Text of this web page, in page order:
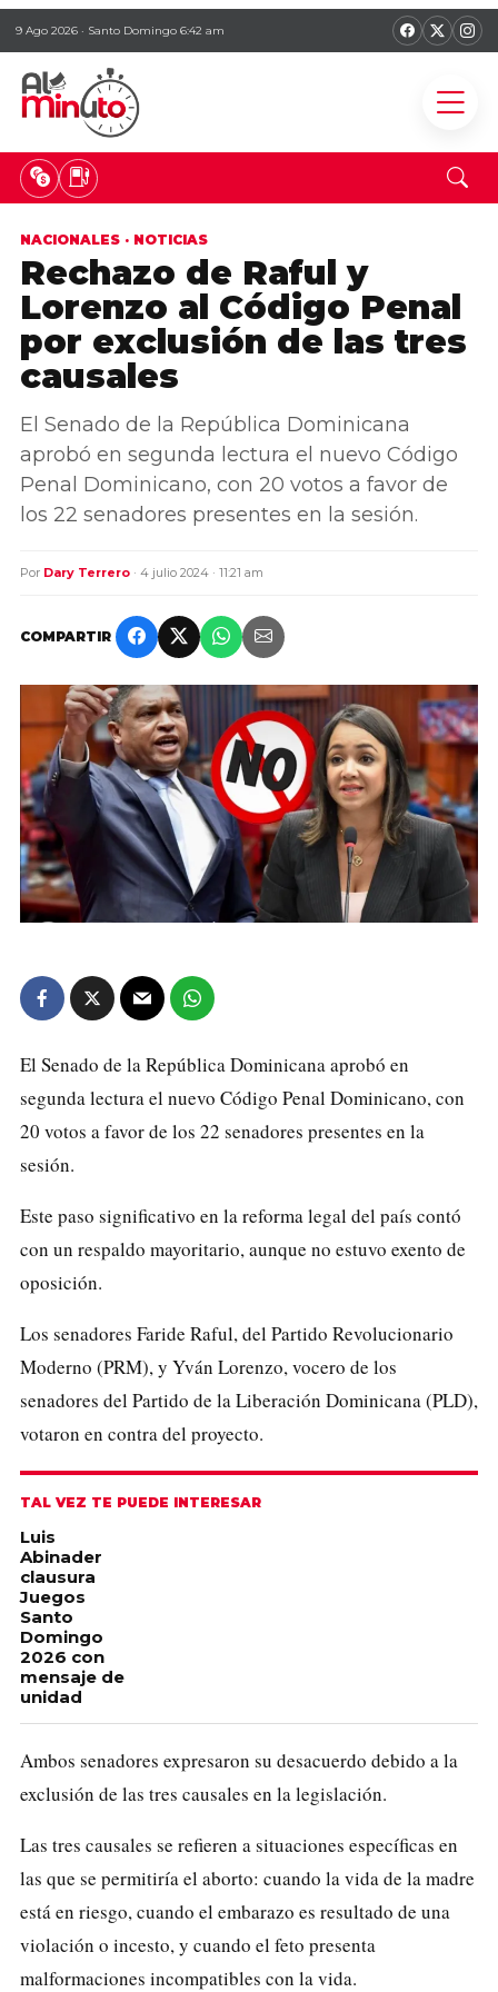
9 Ago 2026 · Santo Domingo 6:42 am
NACIONALES · NOTICIAS
Rechazo de Raful y
Lorenzo al Código Penal
por exclusión de las tres
causales
El Senado de la República Dominicana
aprobó en segunda lectura el nuevo Código
Penal Dominicano, con 20 votos a favor de
los 22 senadores presentes en la sesión.
Por Dary Terrero · 4 julio 2024 · 11:21 am
COMPARTIR
El Senado de la República Dominicana aprobó en
segunda lectura el nuevo Código Penal Dominicano, con
20 votos a favor de los 22 senadores presentes en la
sesión.
Este paso significativo en la reforma legal del país contó
con un respaldo mayoritario, aunque no estuvo exento de
oposición.
Los senadores Faride Raful, del Partido Revolucionario
Moderno (PRM), y Yván Lorenzo, vocero de los
senadores del Partido de la Liberación Dominicana (PLD),
votaron en contra del proyecto.
TAL VEZ TE PUEDE INTERESAR
Luis
Abinader
clausura
Juegos
Santo
Domingo
2026 con
mensaje de
unidad
Ambos senadores expresaron su desacuerdo debido a la
exclusión de las tres causales en la legislación.
Las tres causales se refieren a situaciones específicas en
las que se permitiría el aborto: cuando la vida de la madre
está en riesgo, cuando el embarazo es resultado de una
violación o incesto, y cuando el feto presenta
malformaciones incompatibles con la vida.